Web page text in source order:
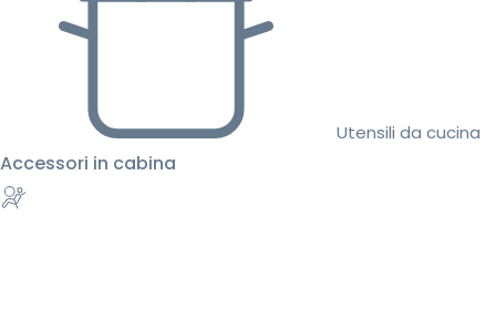
Utensili da cucina
Accessori in cabina